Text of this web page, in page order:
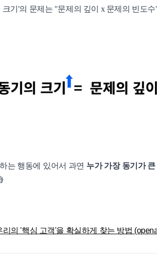
크기'의 문제는 "문제의 깊이 x 문제의 빈도
는 행동에 있어서 과연 누가 가장 동기가
리의 '핵심 고객'을 확실하게 찾는 방법